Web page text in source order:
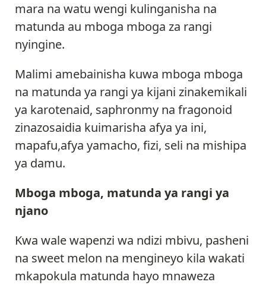
mara na watu wengi kulinganisha na
matunda au mboga mboga za rangi
nyingine.
Malimi amebainisha kuwa mboga mboga
na matunda ya rangi ya kijani zinakemikali
ya karotenaid, saphronmy na fragonoid
zinazosaidia kuimarisha afya ya ini,
mapafu,afya yamacho, fizi, seli na mishipa
ya damu.
Mboga mboga, matunda ya rangi ya
njano
Kwa wale wapenzi wa ndizi mbivu, pasheni
na sweet melon na mengineyo kila wakati
mkapokula matunda hayo mnaweza